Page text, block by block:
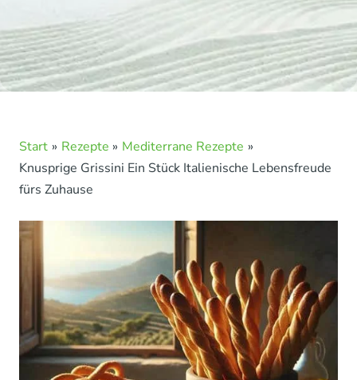
Start Rezepte
Mediterrane Rezepte
Knusprige Grissini Ein Stück Italienische Lebensfreude
fürs Zuhause